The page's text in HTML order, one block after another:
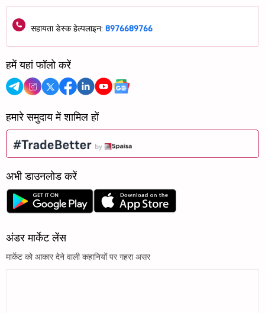
सहायता डेस्क हेल्पलाइन: 8976689766
हमें यहां फॉलो करें
हमारे समुदाय में शामिल हों
अभी डाउनलोड करें
अंडर मार्केट लेंस
मार्केट को आकार देने वाली कहानियों पर गहरा असर